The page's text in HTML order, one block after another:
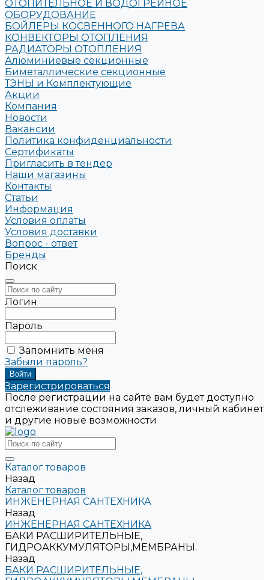
ОТОПИТЕЛЬНОЕ И ВОДОГРЕЙНОЕ
ОБОРУДОВАНИЕ
БОЙЛЕРЫ КОСВЕННОГО НАГРЕВА
КОНВЕКТОРЫ ОТОПЛЕНИЯ
РАДИАТОРЫ ОТОПЛЕНИЯ
Алюминиевые секционные
Биметаллические секционные
ТЭНЫ и Комплектующие
Акции
Компания
Новости
Вакансии
Политика конфиденциальности
Сертификаты
Пригласить в тендер
Наши магазины
Контакты
Статьи
Информация
Условия оплаты
Условия доставки
Вопрос - ответ
Бренды
Поиск
Логин
Пароль
Запомнить меня
Забыли пароль?
Зарегистрироваться
После регистрации на сайте вам будет доступно
отслеживание состояния заказов, личный кабинет
и другие новые возможности
Каталог товаров
Назад
Каталог товаров
ИНЖЕНЕРНАЯ САНТЕХНИКА
Назад
ИНЖЕНЕРНАЯ САНТЕХНИКА
БАКИ РАСШИРИТЕЛЬНЫЕ,
ГИДРОАККУМУЛЯТОРЫ,МЕМБРАНЫ.
Назад
БАКИ РАСШИРИТЕЛЬНЫЕ,